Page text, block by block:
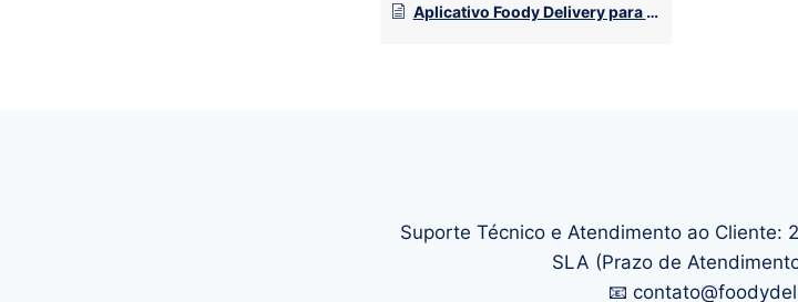
Aplicativo Foody Delivery para Android
Suporte Técnico e Atendimento ao Cliente:
SLA (Prazo de
📧